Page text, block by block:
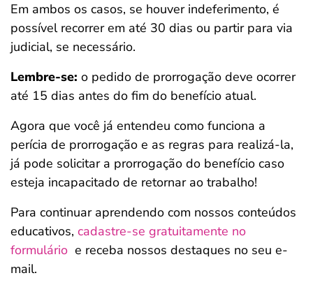
Em ambos os casos, se houver indeferimento, é
possível recorrer em até 30 dias ou partir para via
judicial, se necessário.
Lembre-se: o pedido de prorrogação deve ocorrer
até 15 dias antes do fim do benefício atual.
Agora que você já entendeu como funciona a
perícia de prorrogação e as regras para realizá-la,
já pode solicitar a prorrogação do benefício caso
esteja incapacitado de retornar ao trabalho!
Para continuar aprendendo com nossos conteúdos
educativos, cadastre-se gratuitamente no
formulário e receba nossos destaques no seu e-
mail.